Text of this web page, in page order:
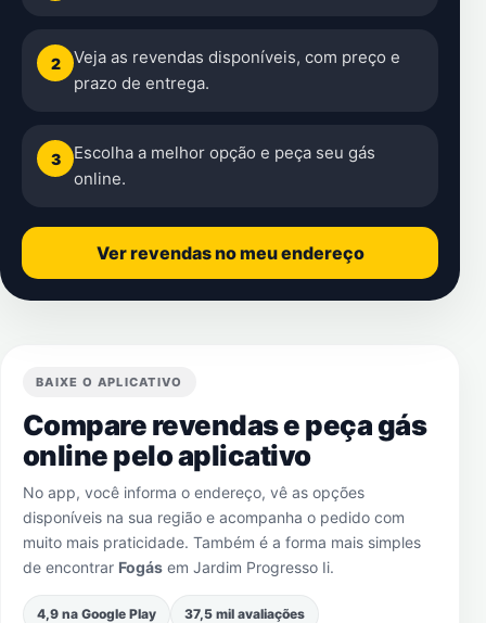
2
Veja as revendas disponíveis, com preço e
prazo de entrega.
3
Escolha a melhor opção e peça seu gás
online.
Ver revendas no meu endereço
BAIXE O APLICATIVO
Compare revendas e peça gás
online pelo aplicativo
No app, você informa o endereço, vê as opções
disponíveis na sua região e acompanha o pedido com
muito mais praticidade. Também é a forma mais simples
de encontrar Fogás em Jardim Progresso Ii.
4,9 na Google Play 37,5 mil avaliações